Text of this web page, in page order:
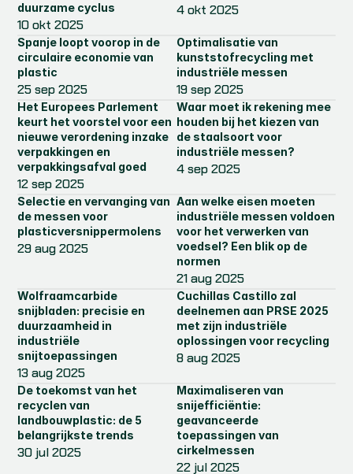
duurzame cyclus
10 okt 2025
4 okt 2025
Spanje loopt voorop in de
circulaire economie van
plastic
25 sep 2025
Optimalisatie van
kunststofrecycling met
industriële messen
19 sep 2025
Het Europees Parlement
keurt het voorstel voor een
nieuwe verordening inzake
verpakkingen en
verpakkingsafval goed
12 sep 2025
Waar moet ik rekening mee
houden bij het kiezen van
de staalsoort voor
industriële messen?
4 sep 2025
Selectie en vervanging van
de messen voor
plasticversnippermolens
29 aug 2025
Aan welke eisen moeten
industriële messen voldoen
voor het verwerken van
voedsel? Een blik op de
normen
21 aug 2025
Wolfraamcarbide
snijbladen: precisie en
duurzaamheid in
industriële
snijtoepassingen
13 aug 2025
Cuchillas Castillo zal
deelnemen aan PRSE 2025
met zijn industriële
oplossingen voor recycling
8 aug 2025
De toekomst van het
recyclen van
landbouwplastic: de 5
belangrijkste trends
30 jul 2025
Maximaliseren van
snijefficiëntie:
geavanceerde
toepassingen van
cirkelmessen
22 jul 2025